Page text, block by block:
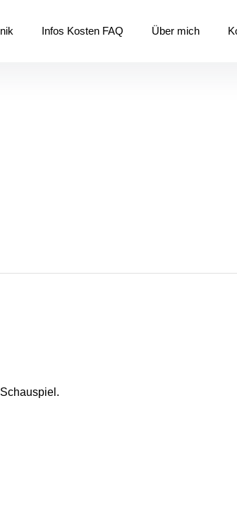
Infos Kosten FAQ Über mich